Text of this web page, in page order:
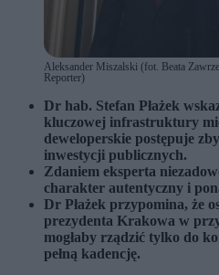
Aleksander Miszalski (fot. Beata
Reporter)
Dr hab. Stefan Płażek
kluczowej infrastruktury
deweloperskie postępuje
inwestycji publicznych.
Zdaniem eksperta
charakter autentyczny i
Dr Płażek przypomina, że
prezydenta Krakowa w
mogłaby rządzić tylko do
pełną kadencję.